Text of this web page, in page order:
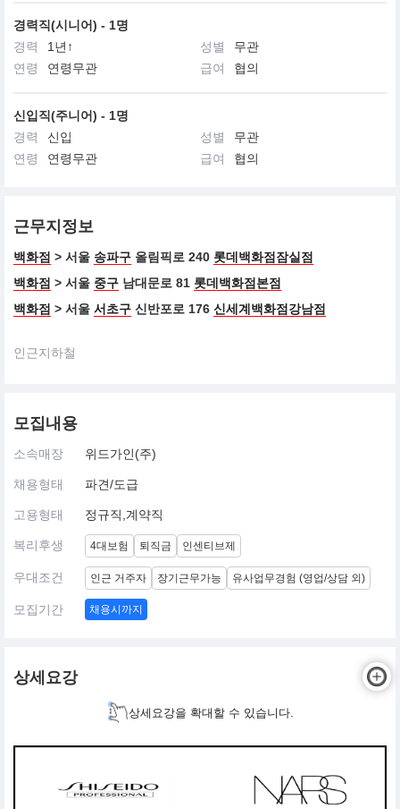
아름다움에 대한 특별한 안목을 가진 끌레드뽀 보떼의 여성은 진정
한 아름다움을 추구합니다.
경력직(시니어) - 1명
경력
1년↑ 성별
무관
연령
연령무관 급여 협의
신입직(주니어) - 1명
경력
신입 성별
무관
연령
연령무관 급여 협의
근무지정보
백화점 > 서울 송파구 올림픽로 240 롯데백화점잠실점
백화점 > 서울 중구 남대문로 81 롯데백화점본점
백화점 > 서울 서초구 신반포로 176 신세계백화점강남점
인근지하철
모집내용
소속매장 위드가인(주)
채용형태 파견/도급
고용형태 정규직,계약직
복리후생 4대보험 퇴직금 인센티브제
우대조건 인근 거주자 장기근무가능 유사업무경험 (영업/상담 외)
모집기간 채용시까지
상세요강
상세요강을 확대할 수 있습니다.